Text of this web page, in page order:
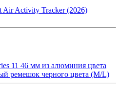
Air Activity Tracker (2026)
11 46 мм из алюминия цвета
ремешок черного цвета (M/L)